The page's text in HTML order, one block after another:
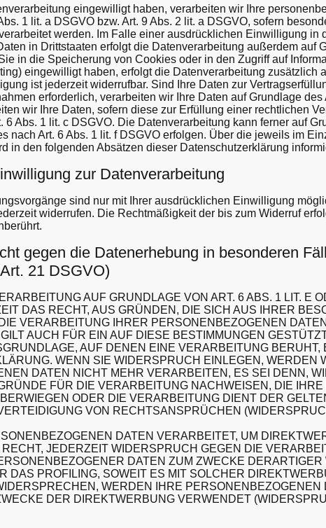
eingewilligt haben, verarbeiten wir Ihre
1 lit. a DSGVO bzw. Art. 9 Abs. 2 lit. a DSGVO, sofern
werden. Im Falle einer ausdrücklichen Einwilligung in
in Drittstaaten erfolgt die Datenverarbeitung außerdem auf
in die Speicherung von Cookies oder in den Zugriff auf
eingewilligt haben, erfolgt die Datenverarbeitung zusätzlich
ist jederzeit widerrufbar. Sind Ihre Daten zur
erforderlich, verarbeiten wir Ihre Daten auf Grundlage des
wir Ihre Daten, sofern diese zur Erfüllung einer rechtlichen
6 Abs. 1 lit. c DSGVO. Die Datenverarbeitung kann ferner auf
nach Art. 6 Abs. 1 lit. f DSGVO erfolgen. Über die jeweils im
in den folgenden Absätzen dieser Datenschutzerklärung
zur Datenverarbeitung
sind nur mit Ihrer ausdrücklichen Einwilligung
widerrufen. Die Rechtmäßigkeit der bis zum Widerruf
gegen die Datenerhebung in besonderen
21 DSGVO)
AUF GRUNDLAGE VON ART. 6 ABS. 1 LIT. E
DAS RECHT, AUS GRÜNDEN, DIE SICH AUS IHRER
VERARBEITUNG IHRER PERSONENBEZOGENEN
AUCH FÜR EIN AUF DIESE BESTIMMUNGEN
AUF DENEN EINE VERARBEITUNG BERUHT,
WENN SIE WIDERSPRUCH EINLEGEN, WERDEN
DATEN NICHT MEHR VERARBEITEN, ES SEI DENN,
FÜR DIE VERARBEITUNG NACHWEISEN, DIE
ODER DIE VERARBEITUNG DIENT DER
VON RECHTSANSPRÜCHEN
DATEN VERARBEITET, UM
JEDERZEIT WIDERSPRUCH GEGEN DIE
DATEN ZUM ZWECKE
DAS PROFILING, SOWEIT ES MIT SOLCHER
WERDEN IHRE
DER DIREKTWERBUNG VERWENDET